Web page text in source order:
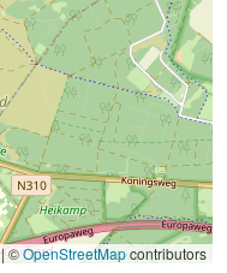
|©OpenStreetMapcontributors